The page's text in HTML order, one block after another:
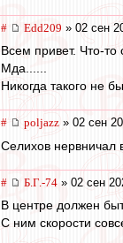
# Edd209 » 02 сен
Всем привет. Что-то
Мда......
Никогда такого не
# poljazz » 02 сен
Селихов нервничал
# Б.Г.-74 » 02 сен
В центре должен
С ним скорости